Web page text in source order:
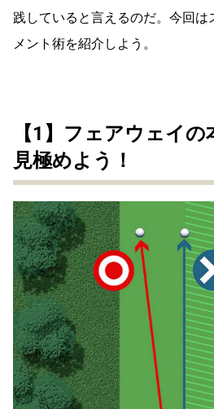
践していると言えるのだ。今回
メント術を紹介しよう。
【1】フェアウェイ
見極めよう！